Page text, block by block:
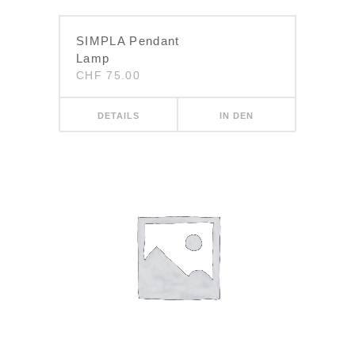
SIMPLA Pendant
Lamp
CHF 75.00
DETAILS IN DEN